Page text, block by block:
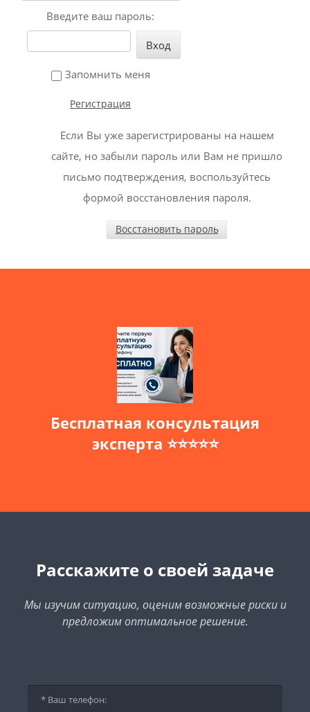
Введите ваш пароль:
Вход
Запомнить меня
Регистрация
Если Вы уже зарегистрированы на нашем
сайте, но забыли пароль или Вам не пришло
письмо подтверждения, воспользуйтесь
формой восстановления пароля.
Восстановить пароль
Бесплатная консультация
эксперта ⭐⭐⭐⭐⭐
Расскажите о своей задаче
Мы изучим ситуацию, оценим возможные риски и
предложим оптимальное решение.